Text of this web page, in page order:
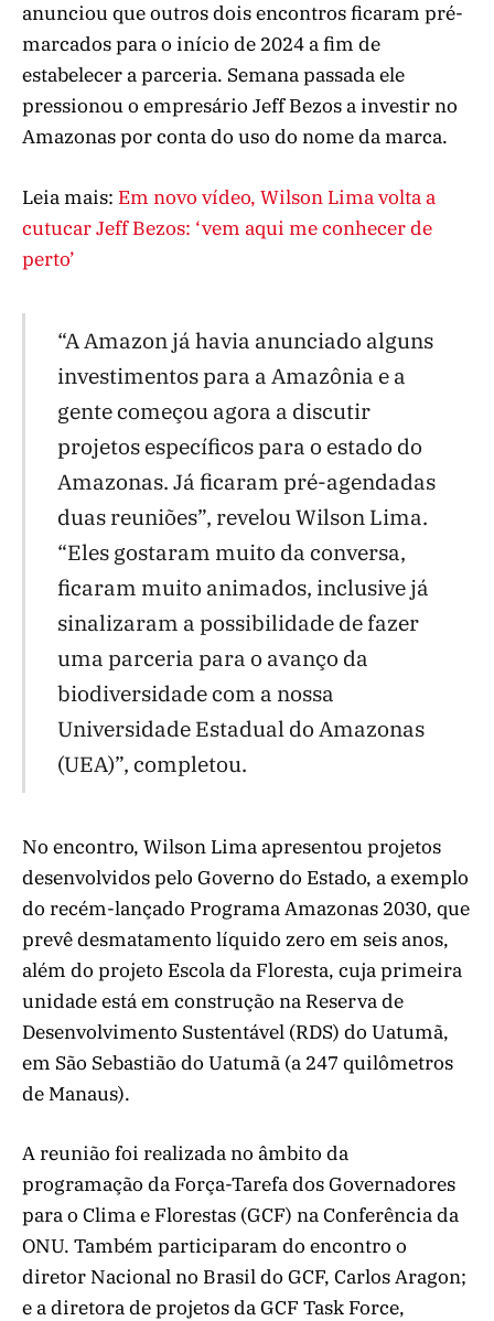
anunciou que outros dois encontros ficaram pré-
marcados para o início de 2024 a fim de
estabelecer a parceria. Semana passada ele
pressionou o empresário Jeff Bezos a investir no
Amazonas por conta do uso do nome da marca.
Leia mais: Em novo vídeo, Wilson Lima volta a
cutucar Jeff Bezos: ‘vem aqui me conhecer de
perto’
“A Amazon já havia anunciado alguns
investimentos para a Amazônia e a
gente começou agora a discutir
projetos específicos para o estado do
Amazonas. Já ficaram pré-agendadas
duas reuniões”, revelou Wilson Lima.
“Eles gostaram muito da conversa,
ficaram muito animados, inclusive já
sinalizaram a possibilidade de fazer
uma parceria para o avanço da
biodiversidade com a nossa
Universidade Estadual do Amazonas
(UEA)”, completou.
No encontro, Wilson Lima apresentou projetos
desenvolvidos pelo Governo do Estado, a exemplo
do recém-lançado Programa Amazonas 2030, que
prevê desmatamento líquido zero em seis anos,
além do projeto Escola da Floresta, cuja primeira
unidade está em construção na Reserva de
Desenvolvimento Sustentável (RDS) do Uatumã,
em São Sebastião do Uatumã (a 247 quilômetros
de Manaus).
A reunião foi realizada no âmbito da
programação da Força-Tarefa dos Governadores
para o Clima e Florestas (GCF) na Conferência da
ONU. Também participaram do encontro o
diretor Nacional no Brasil do GCF, Carlos Aragon;
e a diretora de projetos da GCF Task Force,